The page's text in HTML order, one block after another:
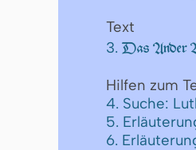
Text
3. Das Ander
Hilfen zum
4. Suche:
5.
6.